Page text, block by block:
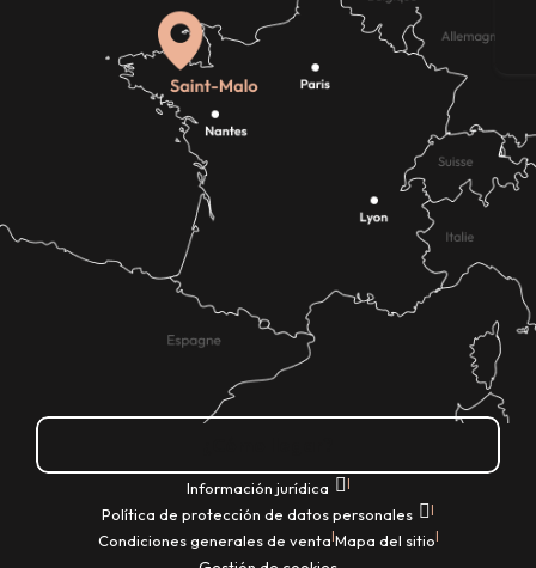
Información jurídica |
Política de protección de datos personales |
Condiciones generales de venta|Mapa del sitio|